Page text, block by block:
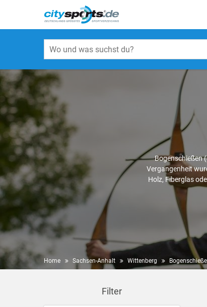
Bogenschießen
Vergangenheit
Holz, Fiberglas
Home Sachsen-Anhalt Wittenberg
Filter